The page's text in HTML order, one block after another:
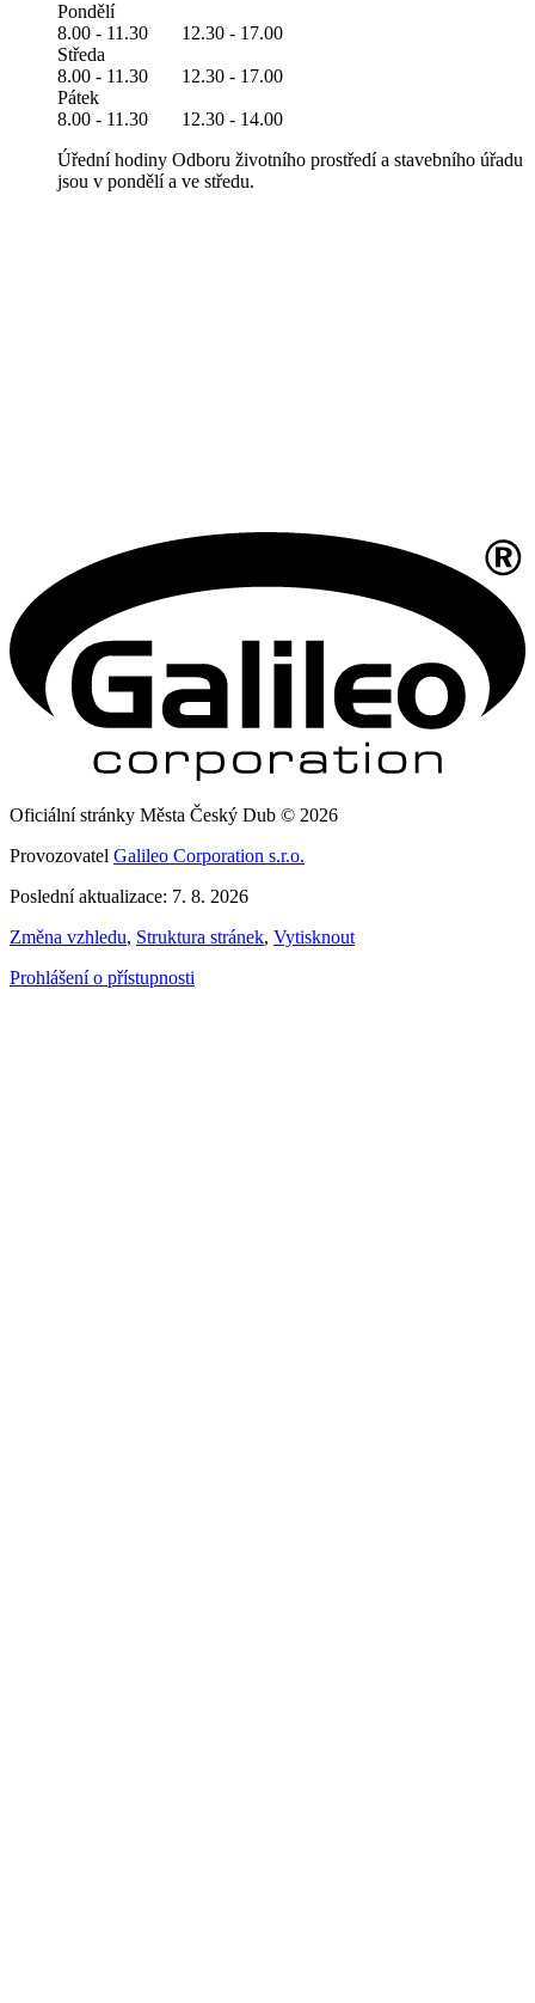
Pondělí
8.00 - 11.30 12.30 - 17.00
Středa
8.00 - 11.30 12.30 - 17.00
Pátek
8.00 - 11.30 12.30 - 14.00
Úřední hodiny Odboru životního prostředí a stavebního úřadu
jsou v pondělí a ve středu.
Oficiální stránky Města Český Dub © 2026
Provozovatel Galileo Corporation s.r.o.
Poslední aktualizace: 7. 8. 2026
Změna vzhledu, Struktura stránek, Vytisknout
Prohlášení o přístupnosti